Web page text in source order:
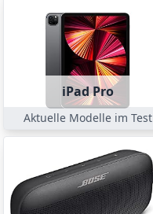
iPad Pro
Aktuelle Modelle im Test